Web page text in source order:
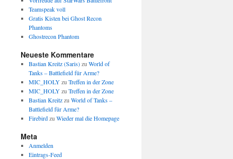
Teamspeak voll
Gratis Kisten bei Ghost Recon
Phantoms
Ghostrecon Phantom
Neueste Kommentare
Bastian Kreitz (Saris)zu World of
Tanks – Battlefield für Arme?
MIC_HOLYzu Treffen in der Zone
MIC_HOLYzu Treffen in der Zone
Bastian Kreitzzu World of Tanks –
Battlefield für Arme?
Firebirdzu Wieder mal die Homepage
Meta
Anmelden
Eintrags-Feed